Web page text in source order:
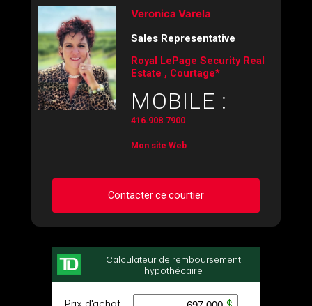
Veronica Varela
Sales Representative
Royal LePage Security Real
Estate , Courtage*
MOBILE :
416.908.7900
Mon site Web
Contacter ce courtier
Demander des infos sur cette inscription
Prénom